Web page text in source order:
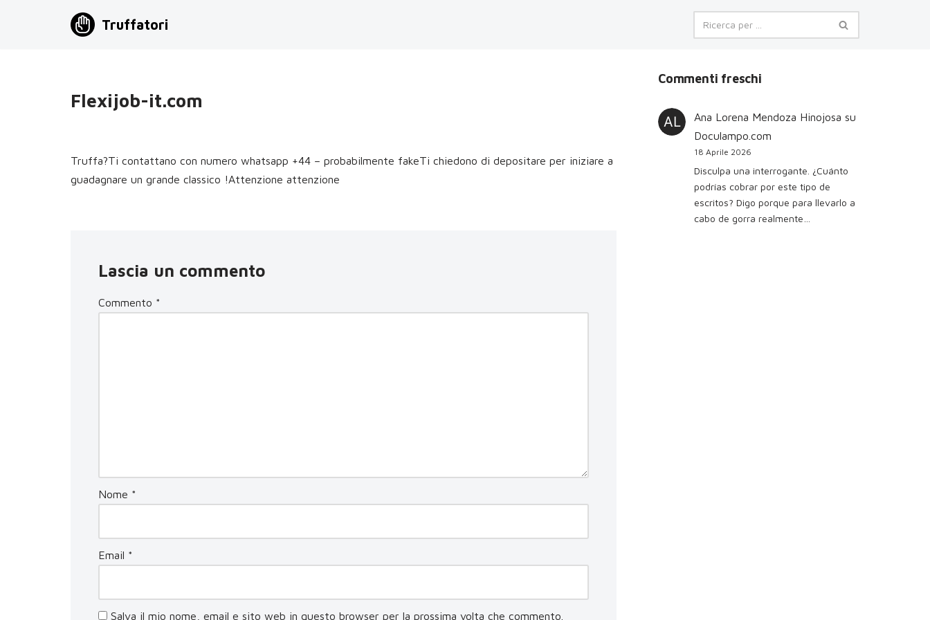
Truffatori
Flexijob-it.com
Truffa?Ti contattano con numero whatsapp +44 – probabilmente fakeTi chiedono di depositare per iniziare a
guadagnare un grande classico !Attenzione attenzione
Lascia un commento
Commento *
Nome *
Email *
Salva il mio nome, email e sito web in questo browser per la prossima volta che commento.
Commenti freschi
Ana Lorena Mendoza Hinojosa su
Doculampo.com
18 Aprile 2026
Disculpa una interrogante. ¿Cuánto
podrías cobrar por este tipo de
escritos? Digo porque para llevarlo a
cabo de gorra realmente…